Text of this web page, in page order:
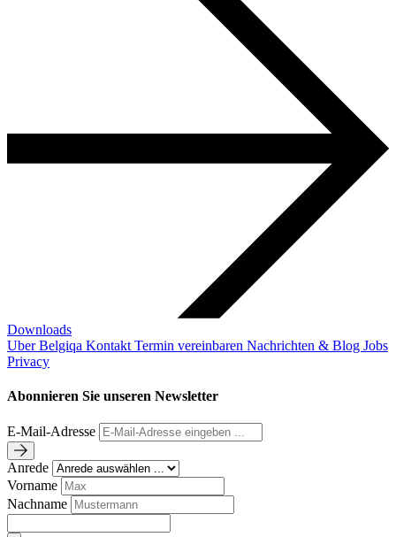
Downloads
Uber Belgiqa Kontakt Termin vereinbaren Nachrichten & Blog Jobs
Privacy
Abonnieren Sie unseren Newsletter
E-Mail-Adresse
Anrede
Vorname
Nachname